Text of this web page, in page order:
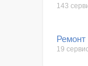
143
Ремонт
19